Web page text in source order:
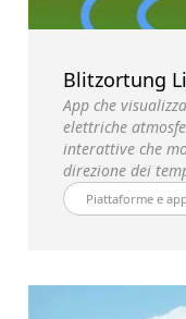
Blitzortung
App che
elettriche
interattive che
direzione dei
Piattaforme e